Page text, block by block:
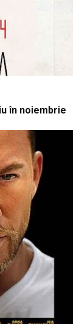
în noiembrie